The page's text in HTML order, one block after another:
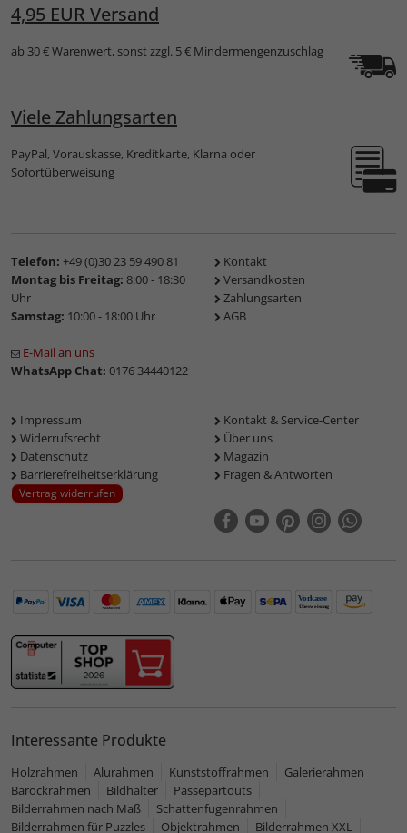
4,95 EUR Versand
ab 30 € Warenwert, sonst zzgl. 5 € Mindermengenzuschlag
Viele Zahlungsarten
PayPal, Vorauskasse, Kreditkarte, Klarna oder
Sofortüberweisung
Telefon: +49 (0)30 23 59 490 81
Montag bis Freitag: 8:00 - 18:30
Uhr
Samstag: 10:00 - 18:00 Uhr
E-Mail an uns
WhatsApp Chat: 0176 34440122
Kontakt
Versandkosten
Zahlungsarten
AGB
Impressum
Widerrufsrecht
Datenschutz
Barrierefreiheitserklärung
Vertrag widerrufen
Kontakt & Service-Center
Über uns
Magazin
Fragen & Antworten
Interessante Produkte
Holzrahmen Alurahmen Kunststoffrahmen
Galerierahmen
Barockrahmen
Bildhalter
Passepartouts
Bilderrahmen nach Maß
Schattenfugenrahmen
Bilderrahmen für Puzzles
Objektrahmen Bilderrahmen XXL